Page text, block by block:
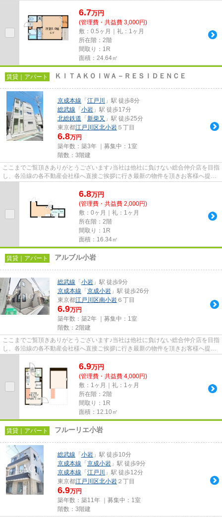
6.7万円
(管理費・共益費 3,000円)
敷：0.5ヶ月｜礼：1ヶ月
所在階：2階
間取り：1R
面積：24.64㎡
賃貸｜アパート ＫＩＴＡＫＯＩＷＡ－ＲＥＳＩＤＥＮＣＥ
京成本線 「 江戸川
」駅 徒歩8分
総武線 「 小岩 」駅 徒歩17分
北総鉄道 「 新柴又 」駅 徒歩25分
東京都江戸川区北小岩 ５丁目
6.8万円
築年数：築3年 ｜募集中： 1室
階数：3階建
ここまでご覧頂きありがとうございます♪当社は他社に負けない総合仲介店を目指
し、各沿線の各不動産会社様へ直接ご挨拶に行き最新の物件を頂きお客様へ提供
6.8万円
(管理費・共益費 2,000円)
敷：0ヶ月｜礼：1ヶ月
所在階：2階
間取り：1R
面積：16.34㎡
賃貸｜アパート アルブル小岩
総武線 「 小岩 」駅 徒歩9分
京成本線 「 京成小岩 」駅 徒歩26分
東京都江戸川区南小岩 ６丁目
6.9万円
築年数：築2年 ｜募集中： 1室
階数：2階建
ここまでご覧頂きありがとうございます♪当社は他社に負けない総合仲介店を目指
し、各沿線の各不動産会社様へ直接ご挨拶に行き最新の物件を頂きお客様へ提供
6.9万円
(管理費・共益費 4,000円)
敷：1ヶ月｜礼：1ヶ月
所在階：2階
間取り：1R
面積：12.10㎡
賃貸｜アパート フルーリエ小岩
総武線 「 小岩 」駅 徒歩10分
京成本線 「 京成小岩 」駅 徒歩9分
京成本線 「 江戸川
」駅 徒歩12分
東京都江戸川区北小岩 ２丁目
6.9万円
築年数：築11年 ｜募集中： 1室
階数：3階建